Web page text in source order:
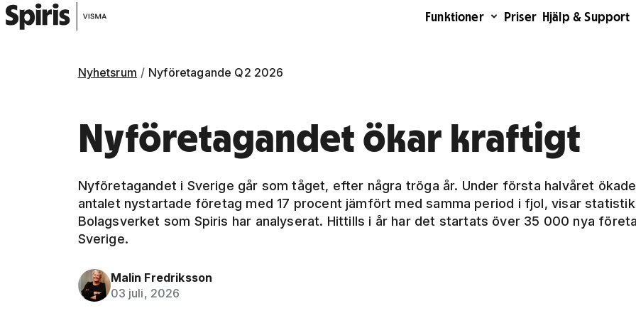
Funktioner Priser Hjälp & Support
Nyhetsrum Nyföretagande Q2 2026
Nyföretagandet ökar kraftigt
Nyföretagandet i Sverige går som tåget, efter några tröga år. Under första halvåret ökade
antalet nystartade företag med 17 procent jämfört med samma period i fjol, visar
Bolagsverket som Spiris har analyserat. Hittills i år har det startats över 35 000 nya
Sverige.
Malin Fredriksson
03 juli, 2026